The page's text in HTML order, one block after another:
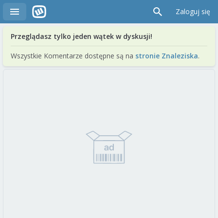
Zaloguj się
Przeglądasz tylko jeden wątek w dyskusji!
Wszystkie Komentarze dostępne są na stronie Znaleziska.